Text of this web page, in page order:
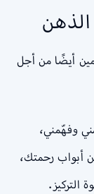
الذهن
أيضًا من أجل
وفهّمني،
أبواب رحمتك،
التركيز.